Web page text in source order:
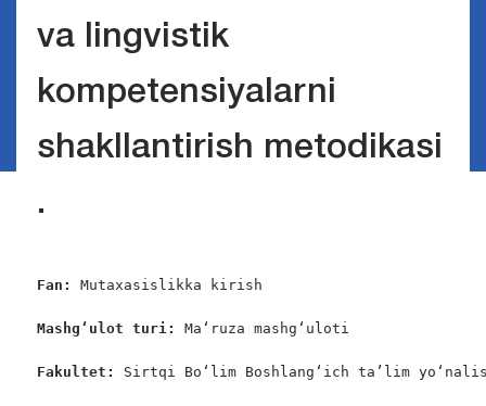
va lingvistik
kompetensiyalarni
shakllantirish metodikasi
.
Fan: Mutaxasislikka kirish
Mashg‘ulot turi: Ma‘ruza mashg‘uloti
Fakultet: Sirtqi Bo‘lim Boshlang‘ich ta’lim